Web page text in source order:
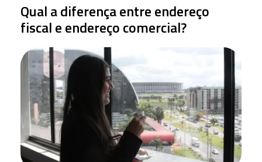
Qual a diferença entre endereço
fiscal e endereço comercial?